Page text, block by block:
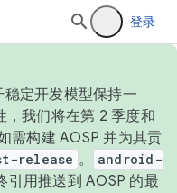
登录
定开发模型保持一
，我们将在第 2 季度和
需构建 AOSP 并为其贡
release 。
android-
引用推送到 AOSP 的最